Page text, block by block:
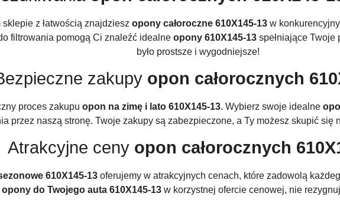
z łatwością znajdziesz opony całoroczne 610X145-13w
filtrowania pomogą Ci znaleźć idealne opony 610X145-13spełniające Twoje
było prostsze i wygodniejsze!
zakupy opon całorocznych
proces zakupu opon na zimę i lato 610X145-13. Wybierz swoje idealne
przez naszą stronę. Twoje zakupy są zabezpieczone, a Ty możesz skupić się
Atrakcyjne ceny opon całorocznych
610X145-13 oferujemy w atrakcyjnych cenach, które zadowolą
opony do Twojego auta 610X145-13 w korzystnej ofercie cenowej, nie